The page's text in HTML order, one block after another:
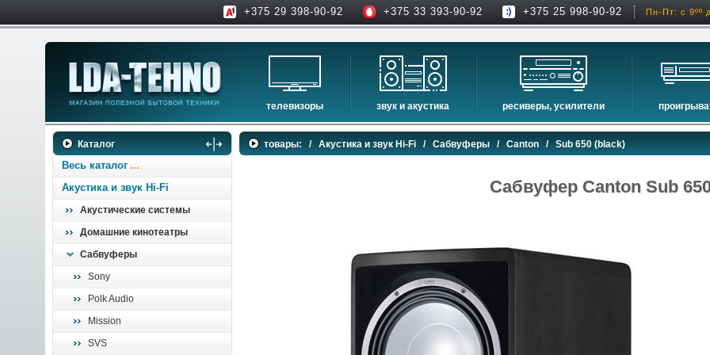
+375 29 398-90-92 +375 33 393-90-92 +375 25 998-90-92 Пн-Пт: с 9ºº
телевизоры
телевизоры
аксессуары для тв
звук и акустика
hi-fi акустика
музыкальные центры
стойки для акустики
звуковые проекторы
звуковые панели
шумоизоляция
ресиверы, усилители
проекторы
экраны для проекторов
интерактивные доски
av-ресиверы
преобразователи, накопители и др.
сетевые
blu-ray
cd
Каталог
Весь каталог
Акустика и звук Hi-Fi
Акустические системы
Домашние кинотеатры
Сабвуферы
Sony
Polk Audio
Mission
SVS
товары: / Акустика и звук Hi-Fi / Сабвуферы / Canton / Sub 650 (black)
Сабвуфер Canton Sub